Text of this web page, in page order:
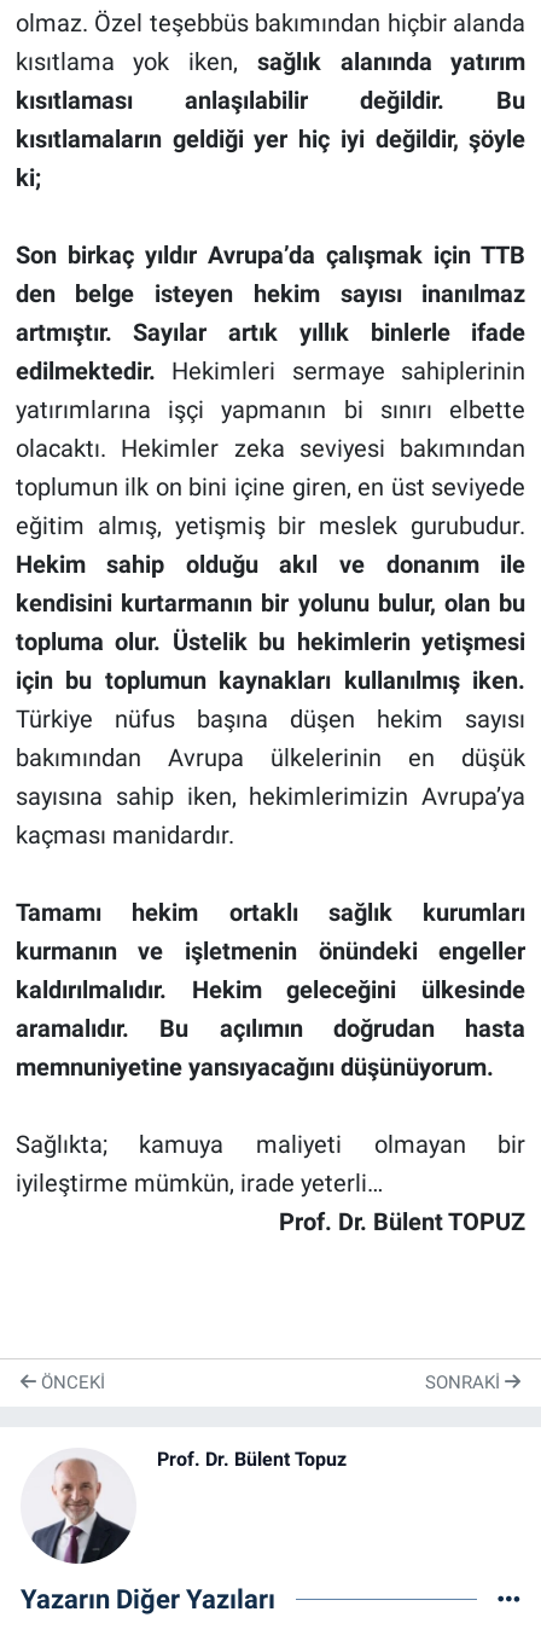
olmaz. Özel teşebbüs bakımından hiçbir alanda
kısıtlama yok iken, sağlık alanında yatırım
kısıtlaması anlaşılabilir değildir. Bu
kısıtlamaların geldiği yer hiç iyi değildir, şöyle
ki;
Son birkaç yıldır Avrupa’da çalışmak için TTB
den belge isteyen hekim sayısı inanılmaz
artmıştır. Sayılar artık yıllık binlerle ifade
edilmektedir. Hekimleri sermaye sahiplerinin
yatırımlarına işçi yapmanın bi sınırı elbette
olacaktı. Hekimler zeka seviyesi bakımından
toplumun ilk on bini içine giren, en üst seviyede
eğitim almış, yetişmiş bir meslek gurubudur.
Hekim sahip olduğu akıl ve donanım ile
kendisini kurtarmanın bir yolunu bulur, olan bu
topluma olur. Üstelik bu hekimlerin yetişmesi
için bu toplumun kaynakları kullanılmış iken.
Türkiye nüfus başına düşen hekim sayısı
bakımından Avrupa ülkelerinin en düşük
sayısına sahip iken, hekimlerimizin Avrupa’ya
kaçması manidardır.
Tamamı hekim ortaklı sağlık kurumları
kurmanın ve işletmenin önündeki engeller
kaldırılmalıdır. Hekim geleceğini ülkesinde
aramalıdır. Bu açılımın doğrudan hasta
memnuniyetine yansıyacağını düşünüyorum.
Sağlıkta; kamuya maliyeti olmayan bir
iyileştirme mümkün, irade yeterli…
Prof. Dr. Bülent TOPUZ
ÖNCEKI SONRAKI
Prof. Dr. Bülent Topuz
Yazarın Diğer Yazıları